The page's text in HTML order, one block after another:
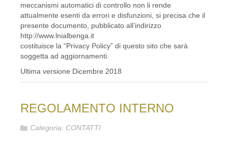
meccanismi automatici di controllo non li rende
attualmente esenti da errori e disfunzioni, si precisa che il
presente documento, pubblicato all’indirizzo
http://www.lnialbenga.it
costituisce la “Privacy Policy” di questo sito che sarà
soggetta ad aggiornamenti.
Ultima versione Dicembre 2018
REGOLAMENTO INTERNO
Categoria: CONTATTI